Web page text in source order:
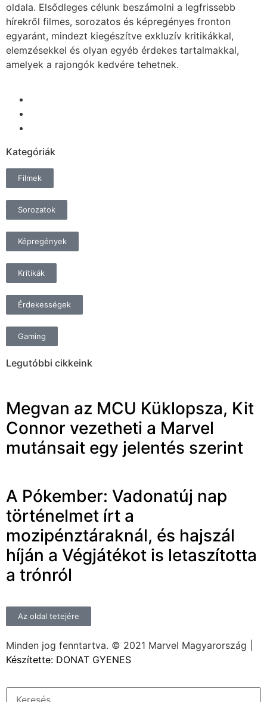
oldala. Elsődleges célunk beszámolni a legfrissebb
hírekről filmes, sorozatos és képregényes fronton
egyaránt, mindezt kiegészítve exkluzív kritikákkal,
elemzésekkel és olyan egyéb érdekes tartalmakkal,
amelyek a rajongók kedvére tehetnek.
Kategóriák
Filmek
Sorozatok
Képregények
Kritikák
Érdekességek
Gaming
Legutóbbi cikkeink
Megvan az MCU Küklopsza, Kit
Connor vezetheti a Marvel
mutánsait egy jelentés szerint
A Pókember: Vadonatúj nap
történelmet írt a
mozipénztáraknál, és hajszál
híján a Végjátékot is letaszította
a trónról
Minden jog fenntartva. © 2021 Marvel Magyarország |
Készítette: DONAT GYENES
Az oldal tetejére